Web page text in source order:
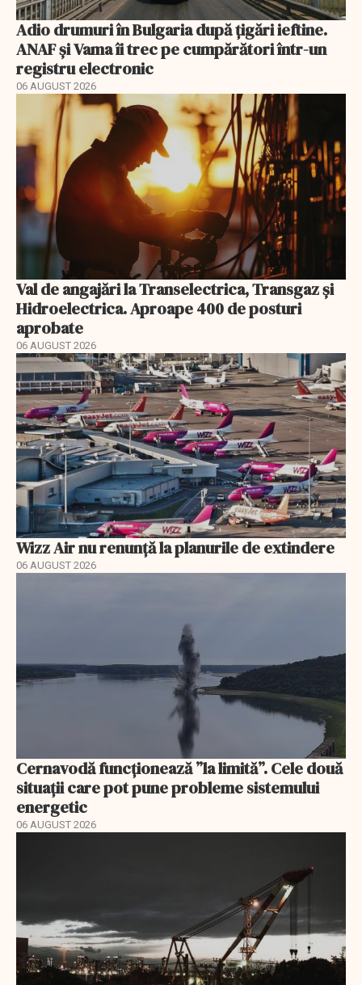
Adio drumuri în Bulgaria după țigări ieftine.
ANAF și Vama îi trec pe cumpărători într-un
registru electronic
06 AUGUST 2026
Val de angajări la Transelectrica, Transgaz și
Hidroelectrica. Aproape 400 de posturi
aprobate
06 AUGUST 2026
Wizz Air nu renunță la planurile de extindere
06 AUGUST 2026
Cernavodă funcționează ”la limită”. Cele două
situații care pot pune probleme sistemului
energetic
06 AUGUST 2026